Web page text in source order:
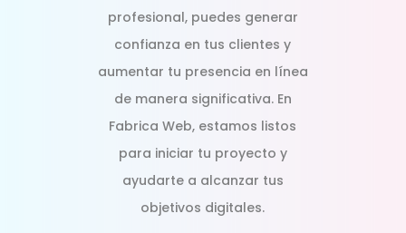
profesional, puedes generar
confianza en tus clientes y
aumentar tu presencia en línea
de manera significativa. En
Fabrica Web, estamos listos
para iniciar tu proyecto y
ayudarte a alcanzar tus
objetivos digitales.